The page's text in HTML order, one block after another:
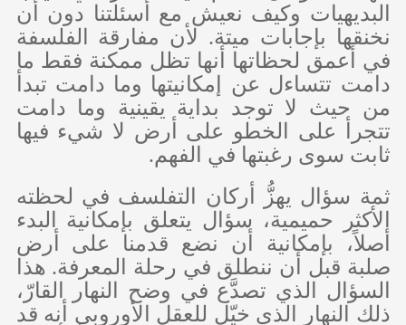
البديهيات وكيف نعيش مع أسئلتنا دون أن
نخنقها بإجابات ميتة. لأن مفارقة الفلسفة
في أعمق لحظاتها أنها تظل ممكنة فقط ما
دامت تتساءل عن إمكانيتها وما دامت تبدأ
من حيث لا توجد بداية يقينية وما دامت
تتجرأ على الخطو على أرض لا شيء فيها
ثابت سوى رغبتها في الفهم.
ثمة سؤال يهزُّ أركان التفلسف في لحظته
الأكثر حميمية، سؤال يتعلق بإمكانية البدء
أصلاً، بإمكانية أن نضع قدمنا على أرض
صلبة قبل أن ننطلق في رحلة المعرفة. هذا
السؤال الذي تصدَّع في وضح النهار القارّ،
ذلك النهار الذي خيّل للعقل الأوروبي أنه قد